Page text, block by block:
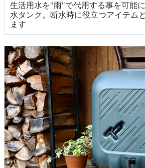
生活用水を"雨"で代用する事を可能
水タンク。断水時に役立つアイテム
ます